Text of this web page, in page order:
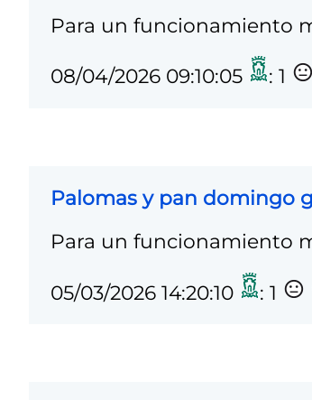
Para un funcionamiento
08/04/2026 09:10:05 : 1
Palomas y pan domingo
Para un funcionamiento
05/03/2026 14:20:10 : 1